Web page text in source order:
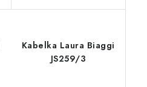
Kabelka Laura Biaggi
JS259/3